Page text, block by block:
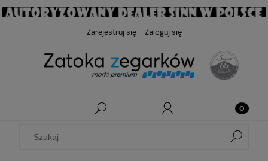
Zarejestruj się Zaloguj się